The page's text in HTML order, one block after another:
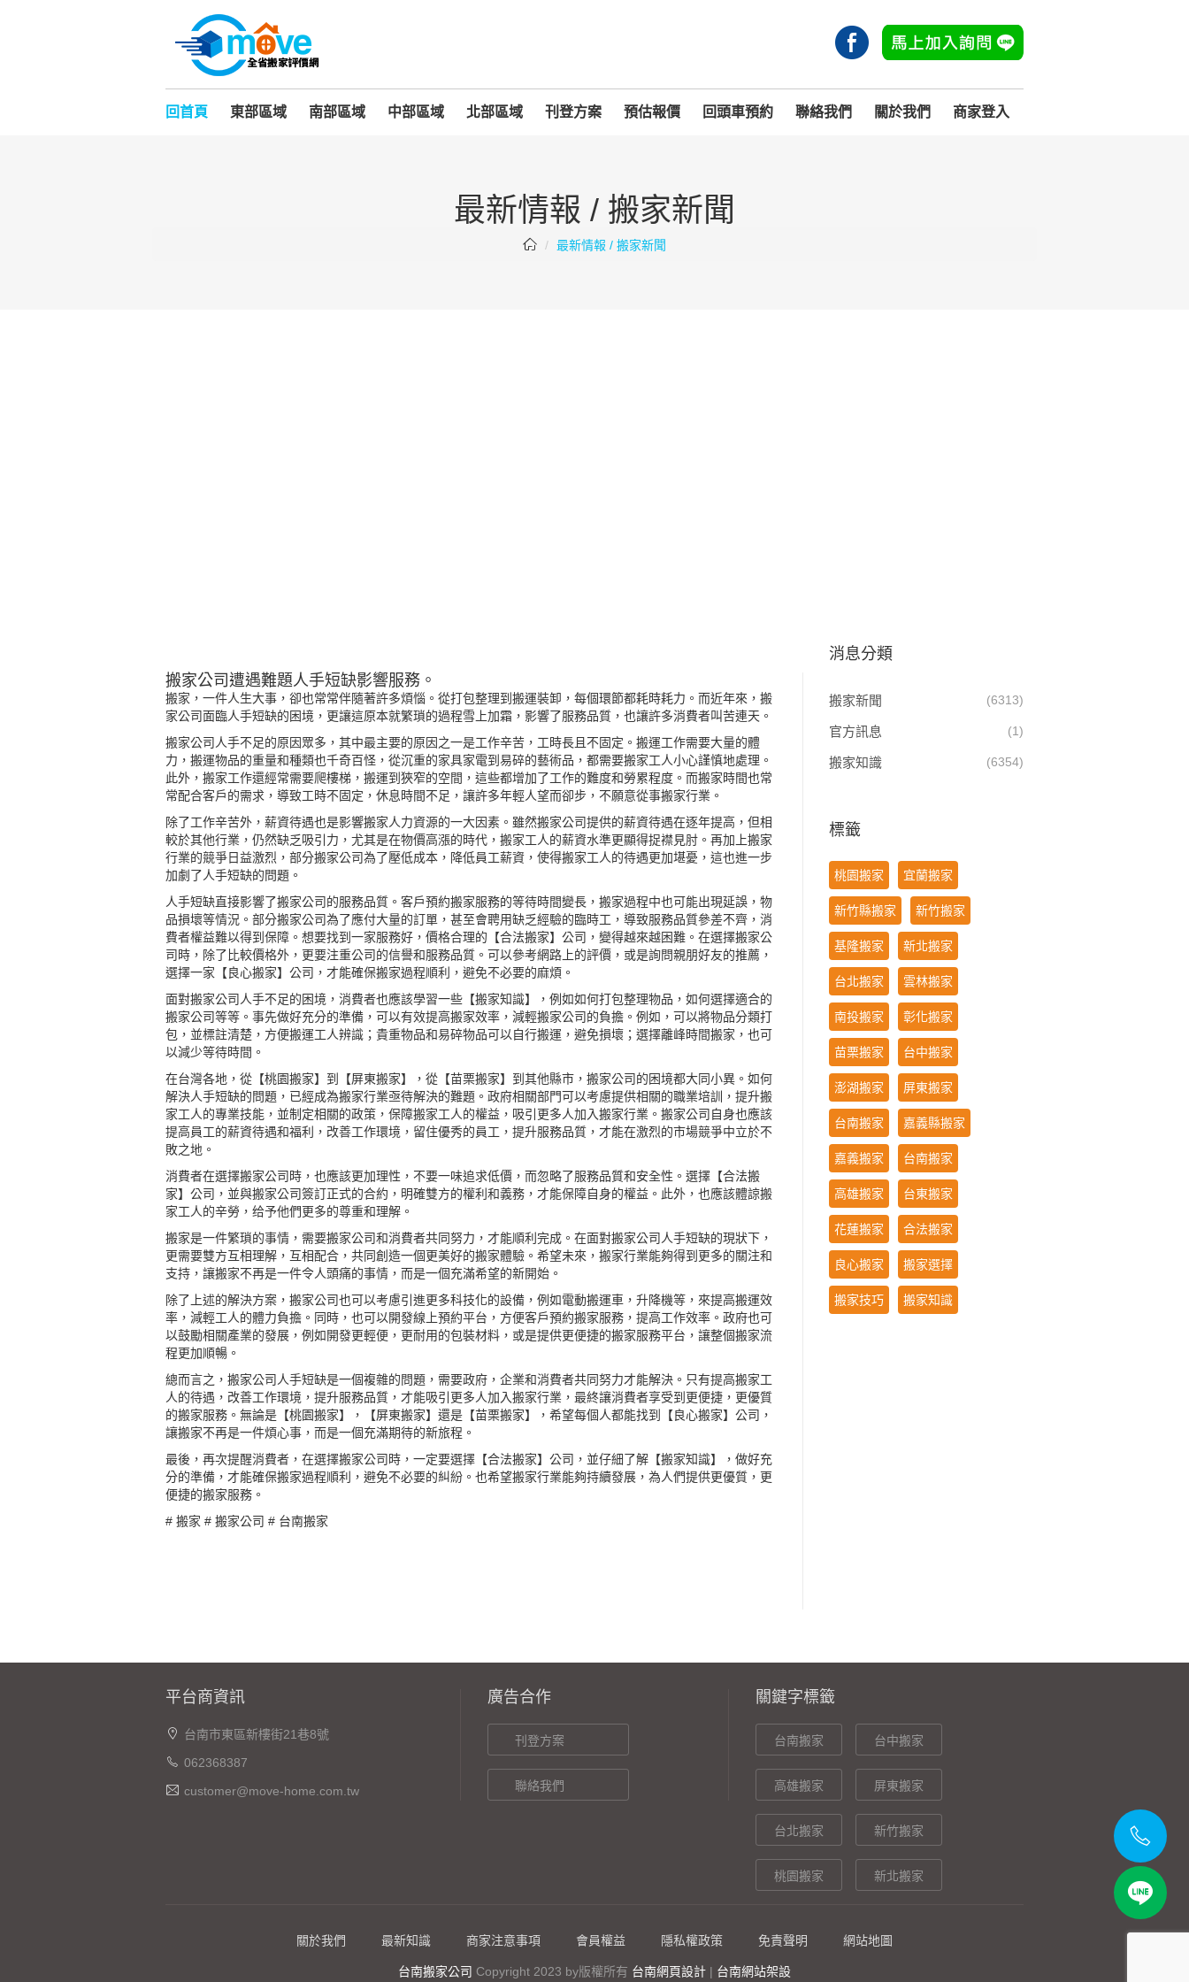
回首頁 東部區域 南部區域 中部區域 北部區域 刊登方案 預估報價 回頭車預約 聯絡我們 關於我們 商家登入
最新情報 / 搬家新聞
最新情報 / 搬家新聞
搬家公司遭遇難題人手短缺影響服務。
搬家，一件人生大事，卻也常常伴隨著許多煩惱。從打包整理到搬運裝卸，每個環節都耗時耗力。而近年來，搬
家公司面臨人手短缺的困境，更讓這原本就繁瑣的過程雪上加霜，影響了服務品質，也讓許多消費者叫苦連天。
搬家公司人手不足的原因眾多，其中最主要的原因之一是工作辛苦，工時長且不固定。搬運工作需要大量的體
力，搬運物品的重量和種類也千奇百怪，從沉重的家具家電到易碎的藝術品，都需要搬家工人小心謹慎地處理。
此外，搬家工作還經常需要爬樓梯，搬運到狹窄的空間，這些都增加了工作的難度和勞累程度。而搬家時間也常
常配合客戶的需求，導致工時不固定，休息時間不足，讓許多年輕人望而卻步，不願意從事搬家行業。
除了工作辛苦外，薪資待遇也是影響搬家人力資源的一大因素。雖然搬家公司提供的薪資待遇在逐年提高，但相
較於其他行業，仍然缺乏吸引力，尤其是在物價高漲的時代，搬家工人的薪資水準更顯得捉襟見肘。再加上搬家
行業的競爭日益激烈，部分搬家公司為了壓低成本，降低員工薪資，使得搬家工人的待遇更加堪憂，這也進一步
加劇了人手短缺的問題。
人手短缺直接影響了搬家公司的服務品質。客戶預約搬家服務的等待時間變長，搬家過程中也可能出現延誤，物
品損壞等情況。部分搬家公司為了應付大量的訂單，甚至會聘用缺乏經驗的臨時工，導致服務品質參差不齊，消
費者權益難以得到保障。想要找到一家服務好，價格合理的【合法搬家】公司，變得越來越困難。在選擇搬家公
司時，除了比較價格外，更要注重公司的信譽和服務品質。可以參考網路上的評價，或是詢問親朋好友的推薦，
選擇一家【良心搬家】公司，才能確保搬家過程順利，避免不必要的麻煩。
面對搬家公司人手不足的困境，消費者也應該學習一些【搬家知識】，例如如何打包整理物品，如何選擇適合的
搬家公司等等。事先做好充分的準備，可以有效提高搬家效率，減輕搬家公司的負擔。例如，可以將物品分類打
包，並標註清楚，方便搬運工人辨識；貴重物品和易碎物品可以自行搬運，避免損壞；選擇離峰時間搬家，也可
以減少等待時間。
在台灣各地，從【桃園搬家】到【屏東搬家】，從【苗栗搬家】到其他縣市，搬家公司的困境都大同小異。如何
解決人手短缺的問題，已經成為搬家行業亟待解決的難題。政府相關部門可以考慮提供相關的職業培訓，提升搬
家工人的專業技能，並制定相關的政策，保障搬家工人的權益，吸引更多人加入搬家行業。搬家公司自身也應該
提高員工的薪資待遇和福利，改善工作環境，留住優秀的員工，提升服務品質，才能在激烈的市場競爭中立於不
敗之地。
消費者在選擇搬家公司時，也應該更加理性，不要一味追求低價，而忽略了服務品質和安全性。選擇【合法搬
家】公司，並與搬家公司簽訂正式的合約，明確雙方的權利和義務，才能保障自身的權益。此外，也應該體諒搬
家工人的辛勞，给予他們更多的尊重和理解。
搬家是一件繁瑣的事情，需要搬家公司和消費者共同努力，才能順利完成。在面對搬家公司人手短缺的現狀下，
更需要雙方互相理解，互相配合，共同創造一個更美好的搬家體驗。希望未來，搬家行業能夠得到更多的關注和
支持，讓搬家不再是一件令人頭痛的事情，而是一個充滿希望的新開始。
除了上述的解決方案，搬家公司也可以考慮引進更多科技化的設備，例如電動搬運車，升降機等，來提高搬運效
率，減輕工人的體力負擔。同時，也可以開發線上預約平台，方便客戶預約搬家服務，提高工作效率。政府也可
以鼓勵相關產業的發展，例如開發更輕便，更耐用的包裝材料，或是提供更便捷的搬家服務平台，讓整個搬家流
程更加順暢。
總而言之，搬家公司人手短缺是一個複雜的問題，需要政府，企業和消費者共同努力才能解決。只有提高搬家工
人的待遇，改善工作環境，提升服務品質，才能吸引更多人加入搬家行業，最終讓消費者享受到更便捷，更優質
的搬家服務。無論是【桃園搬家】，【屏東搬家】還是【苗栗搬家】，希望每個人都能找到【良心搬家】公司，
讓搬家不再是一件煩心事，而是一個充滿期待的新旅程。
最後，再次提醒消費者，在選擇搬家公司時，一定要選擇【合法搬家】公司，並仔細了解【搬家知識】，做好充
分的準備，才能確保搬家過程順利，避免不必要的糾紛。也希望搬家行業能夠持續發展，為人們提供更優質，更
便捷的搬家服務。
# 搬家 # 搬家公司 # 台南搬家
消息分類
搬家新聞 (6313)
官方訊息 (1)
搬家知識 (6354)
標籤
桃園搬家 宜蘭搬家
新竹縣搬家 新竹搬家
基隆搬家 新北搬家
台北搬家 雲林搬家
南投搬家 彰化搬家
苗栗搬家 台中搬家
澎湖搬家 屏東搬家
台南搬家 嘉義縣搬家
嘉義搬家 台南搬家
高雄搬家 台東搬家
花蓮搬家 合法搬家
良心搬家 搬家選擇
搬家技巧 搬家知識
平台商資訊
台南市東區新樓街21巷8號
062368387
customer@move-home.com.tw
廣告合作
刊登方案
聯絡我們
關鍵字標籤
台南搬家 台中搬家
高雄搬家 屏東搬家
台北搬家 新竹搬家
桃園搬家 新北搬家
關於我們 最新知識 商家注意事項 會員權益 隱私權政策 免責聲明 網站地圖
台南搬家公司 Copyright 2023 by版權所有 台南網頁設計 | 台南網站架設